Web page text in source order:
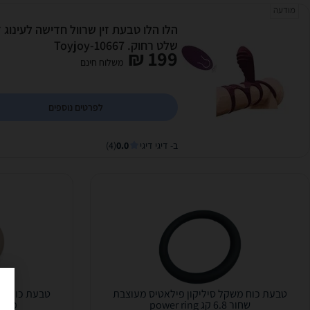
מודעה
הלו הלו טבעת זין שרוול חדישה לעינוג
שלט רחוק. Toyjoy-10667
199 ₪ משלוח חינם
לפרטים נוספים
ב- דיגי דיגי 0.0
(4)
טבעת כוח משקל סיליקון פילאטיס מעוצבת
שחור 6.8 קג power ring
טבעת כוח
מוקה 3.62 קג power ring